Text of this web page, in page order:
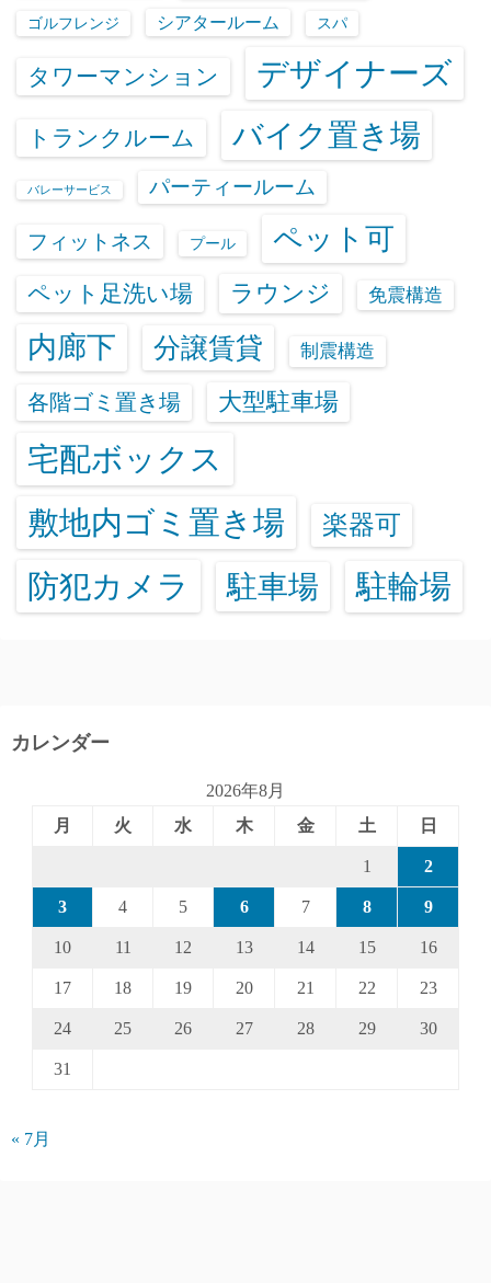
ゴルフレンジ シアタールーム スパ
タワーマンション デザイナーズ
トランクルーム バイク置き場
バレーサービス パーティールーム
フィットネス プール ペット可
ペット足洗い場 ラウンジ 免震構造
内廊下 分譲賃貸 制震構造
各階ゴミ置き場 大型駐車場
宅配ボックス
敷地内ゴミ置き場
楽器可
防犯カメラ 駐車場 駐輪場
カレンダー
2026年8月
月
火 水 木 金 土 日
1 2
3 4 5 6 7 8 9
10 11 12 13 14 15 16
17 18 19 20 21 22 23
24 25 26 27 28 29 30
31
« 7月